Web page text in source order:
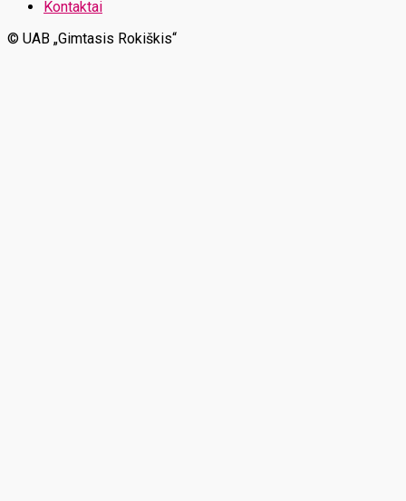
Kontaktai
© UAB „Gimtasis Rokiškis“